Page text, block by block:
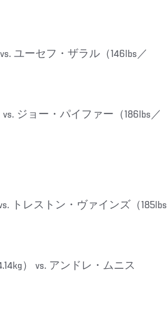
ユーセフ・ザラル（146lbs／
ジョー・パイファー（186lbs／
トレストン・ヴァインズ（185lbs
） vs. アンドレ・ムニス